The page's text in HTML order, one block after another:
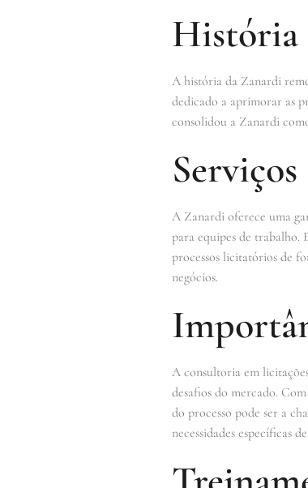
História
A história da Zanardi
dedicado a aprimorar as
consolidou a Zanardi
A Zanardi oferece uma
para equipes de trabalho.
processos licitatórios de
negócios.
A consultoria em
desafios do mercado.
do processo pode ser a
necessidades específicas